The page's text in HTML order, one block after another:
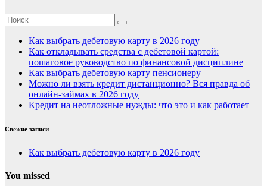
Как выбрать дебетовую карту в 2026 году
Как откладывать средства с дебетовой картой:
пошаговое руководство по финансовой дисциплине
Как выбрать дебетовую карту пенсионеру
Можно ли взять кредит дистанционно? Вся правда об
онлайн-займах в 2026 году
Кредит на неотложные нужды: что это и как работает
Свежие записи
Как выбрать дебетовую карту в 2026 году
You missed